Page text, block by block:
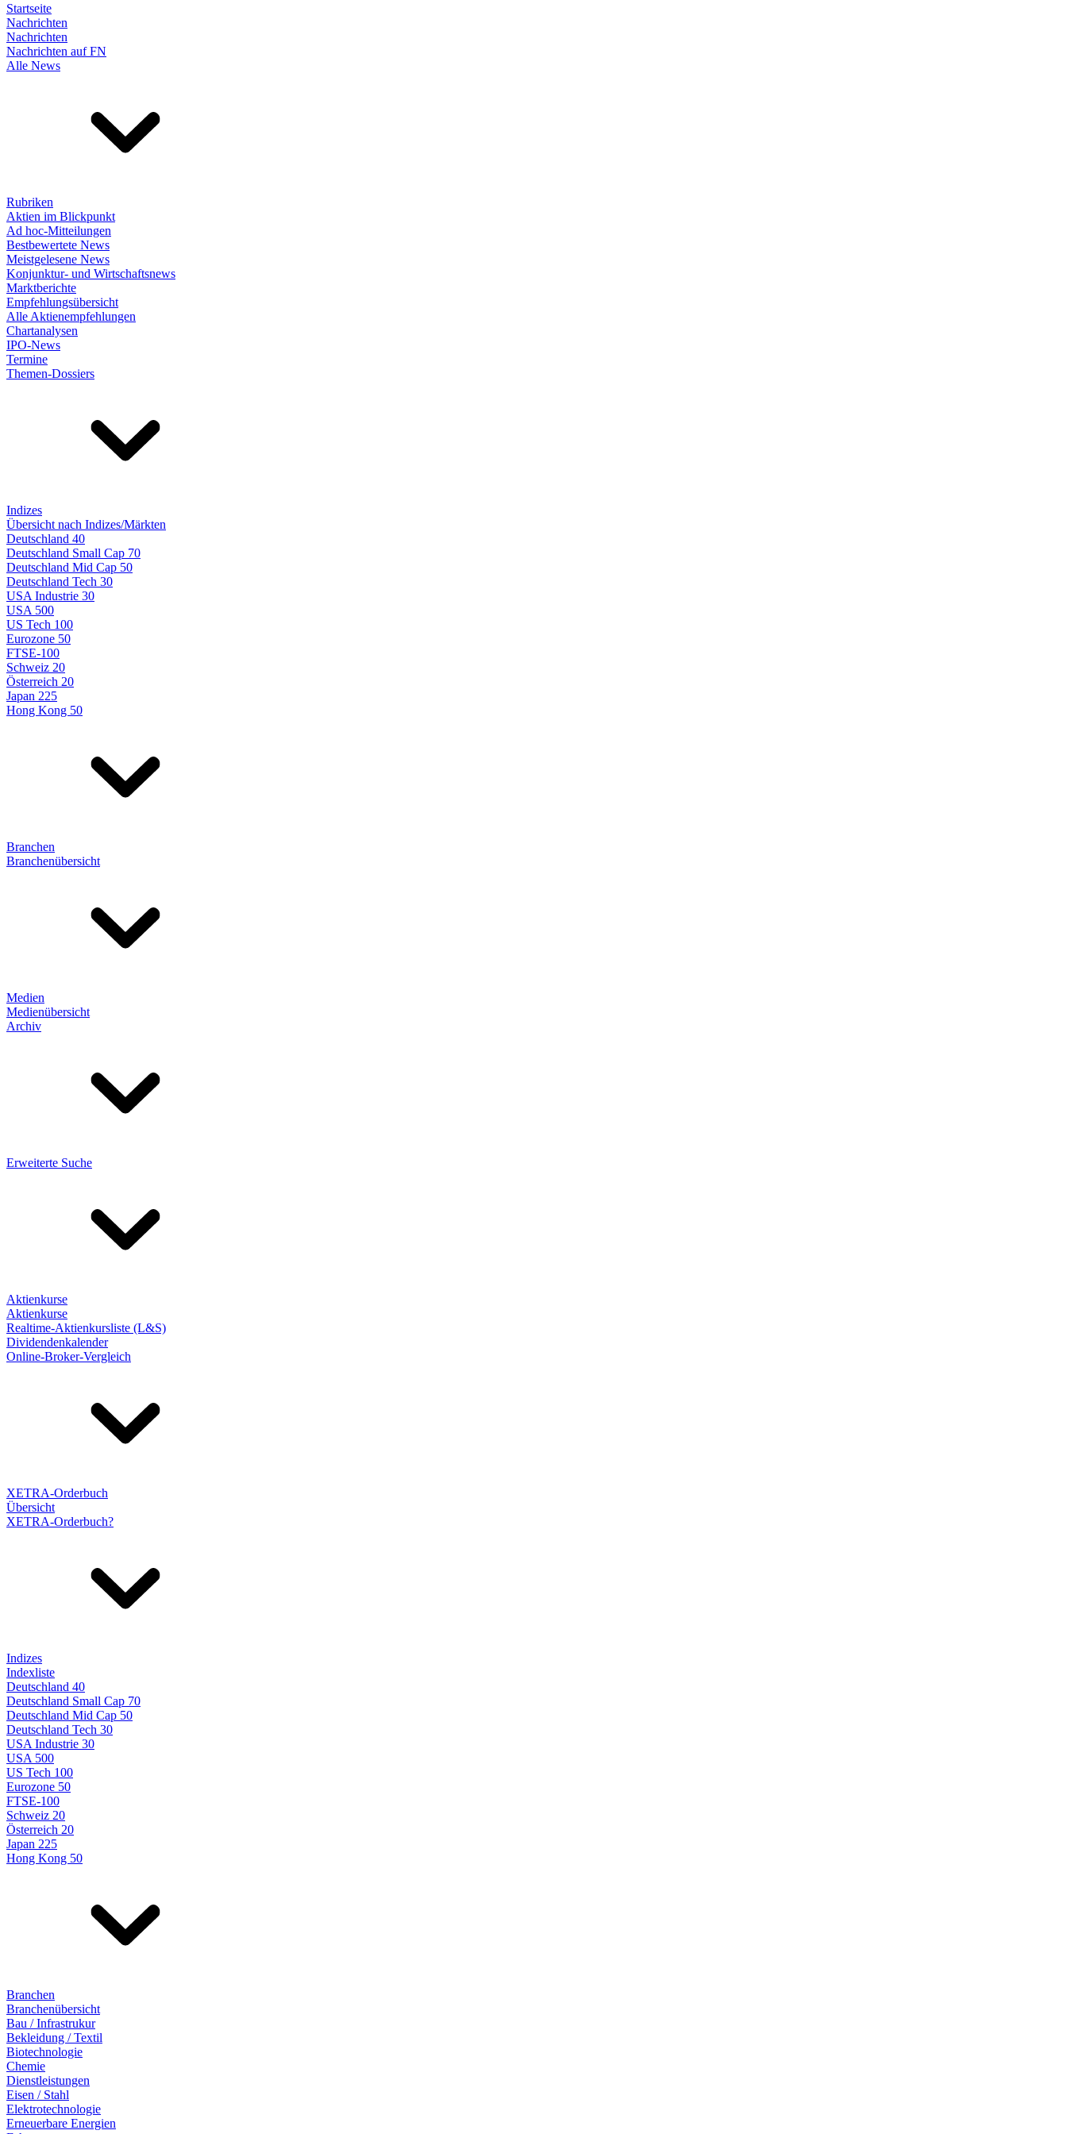
Startseite
Nachrichten
Nachrichten
Nachrichten auf FN
Alle News
Rubriken
Aktien im Blickpunkt
Ad hoc-Mitteilungen
Bestbewertete News
Meistgelesene News
Konjunktur- und Wirtschaftsnews
Marktberichte
Empfehlungsübersicht
Alle Aktienempfehlungen
Chartanalysen
IPO-News
Termine
Themen-Dossiers
Indizes
Übersicht nach Indizes/Märkten
Deutschland 40
Deutschland Small Cap 70
Deutschland Mid Cap 50
Deutschland Tech 30
USA Industrie 30
USA 500
US Tech 100
Eurozone 50
FTSE-100
Schweiz 20
Österreich 20
Japan 225
Hong Kong 50
Branchen
Branchenübersicht
Medien
Medienübersicht
Archiv
Erweiterte Suche
Aktienkurse
Aktienkurse
Realtime-Aktienkursliste (L&S)
Dividendenkalender
Online-Broker-Vergleich
XETRA-Orderbuch
Übersicht
XETRA-Orderbuch?
Indizes
Indexliste
Deutschland 40
Deutschland Small Cap 70
Deutschland Mid Cap 50
Deutschland Tech 30
USA Industrie 30
USA 500
US Tech 100
Eurozone 50
FTSE-100
Schweiz 20
Österreich 20
Japan 225
Hong Kong 50
Branchen
Branchenübersicht
Bau / Infrastrukur
Bekleidung / Textil
Biotechnologie
Chemie
Dienstleistungen
Eisen / Stahl
Elektrotechnologie
Erneuerbare Energien